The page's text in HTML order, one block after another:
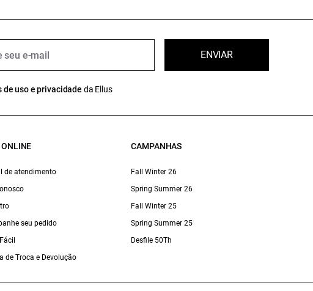
ENVIAR
de uso e privacidade da Ellus
de atendimento
seu pedido
de Troca e Devolução
CAMPANHAS
Fall Winter 26
Spring Summer 26
Fall Winter 25
Spring Summer 25
Desfile 50Th